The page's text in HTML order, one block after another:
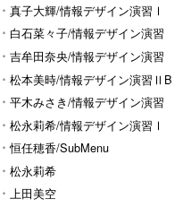
真子大輝/情報デザイン演習Ⅰ
白石菜々子/情報デザイン演習
Ⅰ 吉牟田奈央/情報デザイン演習
Ⅰ 松本美時/情報デザイン演習ⅡB
平木みさき/情報デザイン演習
Ⅰ 松永莉希/情報デザイン演習Ⅰ
恒任穂香/SubMenu
松永莉希
上田美空